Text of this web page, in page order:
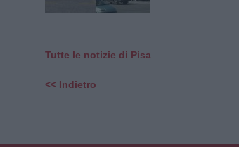
Tutte le notizie di Pisa
<< Indietro